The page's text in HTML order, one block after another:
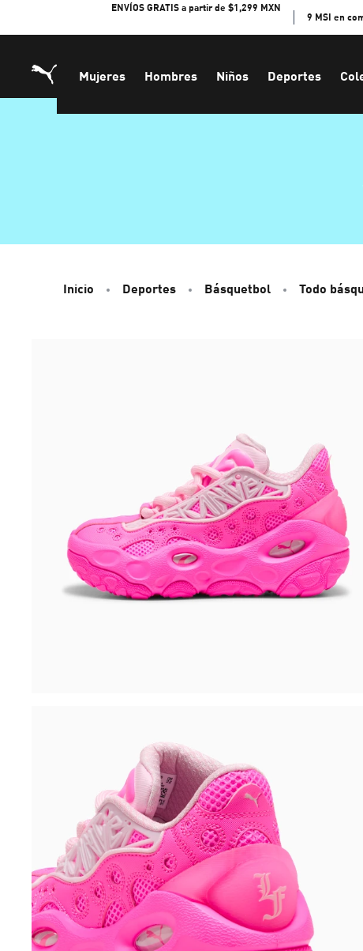
ENVÍOS GRATIS a partir de $1,299 MXN
9 MSI en
Mujeres Hombres Niños Deportes
Inicio Deportes Básquetbol Todo